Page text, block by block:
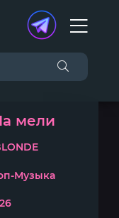
мели
Музыка